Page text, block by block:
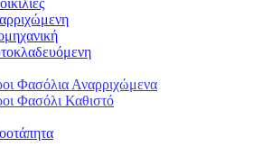
Φασόλια Αναρριχώμενα
Φασόλι Καθιστό